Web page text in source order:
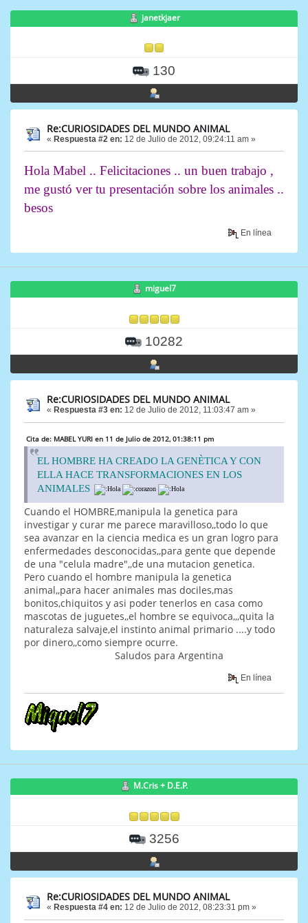
janetkjaer
130
Re:CURIOSIDADES DEL MUNDO ANIMAL
« Respuesta #2 en: 12 de Julio de 2012, 09:24:11 am »
Hola Mabel .. Felicitaciones .. un buen trabajo ,
me gustó ver tu presentación sobre los animales ..
besos
En línea
miguel7
10282
Re:CURIOSIDADES DEL MUNDO ANIMAL
« Respuesta #3 en: 12 de Julio de 2012, 11:03:47 am »
Cita de: MABEL YURI en 11 de Julio de 2012, 01:38:11 pm
EL HOMBRE HA CREADO LA GENÈTICA Y CON
ELLA HACE TRANSFORMACIONES EN LOS
ANIMALES
Cuando el HOMBRE,manipula la genetica para
investigar y curar me parece maravilloso,,todo lo que
sea avanzar en la ciencia medica es un gran logro para
enfermedades desconocidas,,para gente que depende
de una "celula madre",,de una mutacion genetica.
Pero cuando el hombre manipula la genetica
animal,,para hacer animales mas dociles,mas
bonitos,chiquitos y asi poder tenerlos en casa como
mascotas de juguetes,,el hombre se equivoca,,,quita la
naturaleza salvaje,el instinto animal primario ....y todo
por dinero,,como siempre ocurre.
Saludos para Argentina
En línea
M.Cris + D.E.P.
3256
Re:CURIOSIDADES DEL MUNDO ANIMAL
« Respuesta #4 en: 12 de Julio de 2012, 08:23:31 pm »